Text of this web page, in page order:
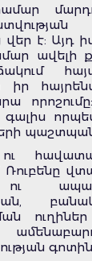
վեր է: Այդ
ավելի
գալիս
ու
Ռուբենը
ու